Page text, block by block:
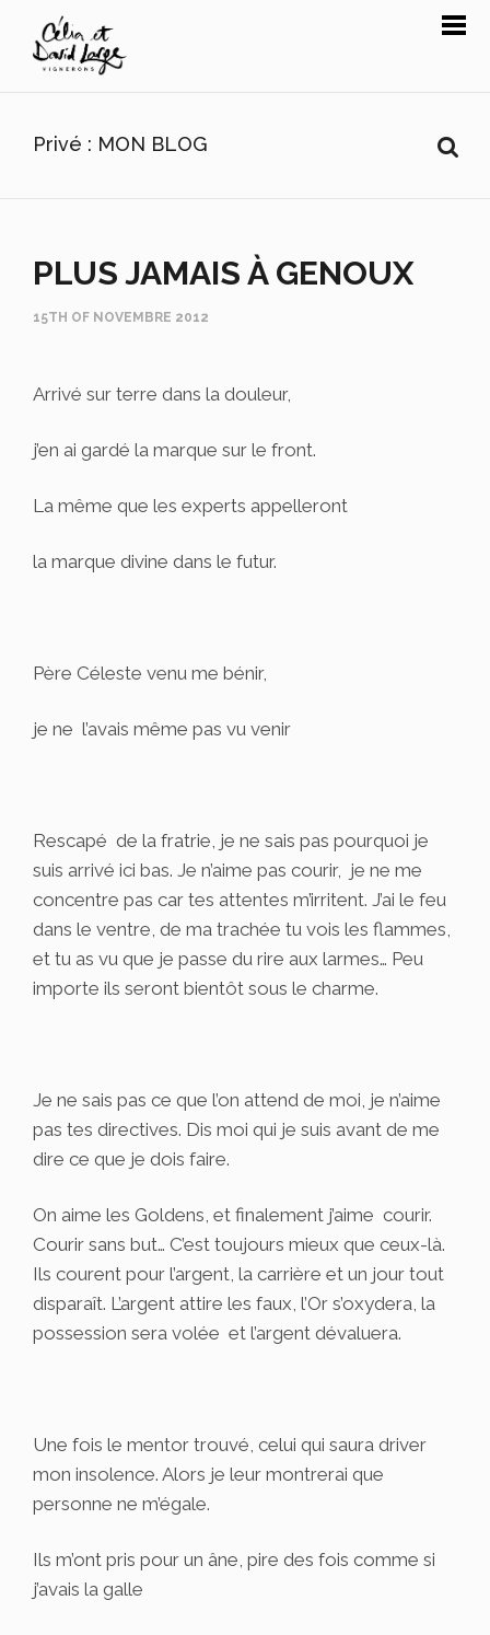
Privé : MON BLOG
PLUS JAMAIS À GENOUX
15TH OF NOVEMBRE 2012
Arrivé sur terre dans la douleur,
j’en ai gardé la marque sur le front.
La même que les experts appelleront
la marque divine dans le futur.
Père Céleste venu me bénir,
je ne l’avais même pas vu venir
Rescapé de la fratrie, je ne sais pas pourquoi je
suis arrivé ici bas. Je n’aime pas courir, je ne me
concentre pas car tes attentes m’irritent. J’ai le feu
dans le ventre, de ma trachée tu vois les flammes,
et tu as vu que je passe du rire aux larmes… Peu
importe ils seront bientôt sous le charme.
Je ne sais pas ce que l’on attend de moi, je n’aime
pas tes directives. Dis moi qui je suis avant de me
dire ce que je dois faire.
On aime les Goldens, et finalement j’aime courir.
Courir sans but… C’est toujours mieux que ceux-là.
Ils courent pour l’argent, la carrière et un jour tout
disparaît. L’argent attire les faux, l’Or s’oxydera, la
possession sera volée et l’argent dévaluera.
Une fois le mentor trouvé, celui qui saura driver
mon insolence. Alors je leur montrerai que
personne ne m’égale.
Ils m’ont pris pour un âne, pire des fois comme si
j’avais la galle